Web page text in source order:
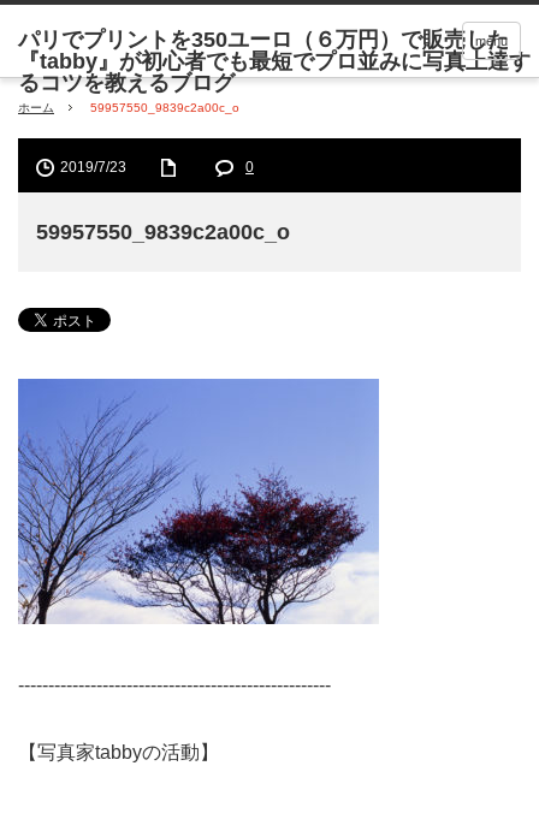
menu
ホーム 59957550_9839c2a00c_o
2019/7/23 0
59957550_9839c2a00c_o
----------------------------------------------------
【写真家tabbyの活動】